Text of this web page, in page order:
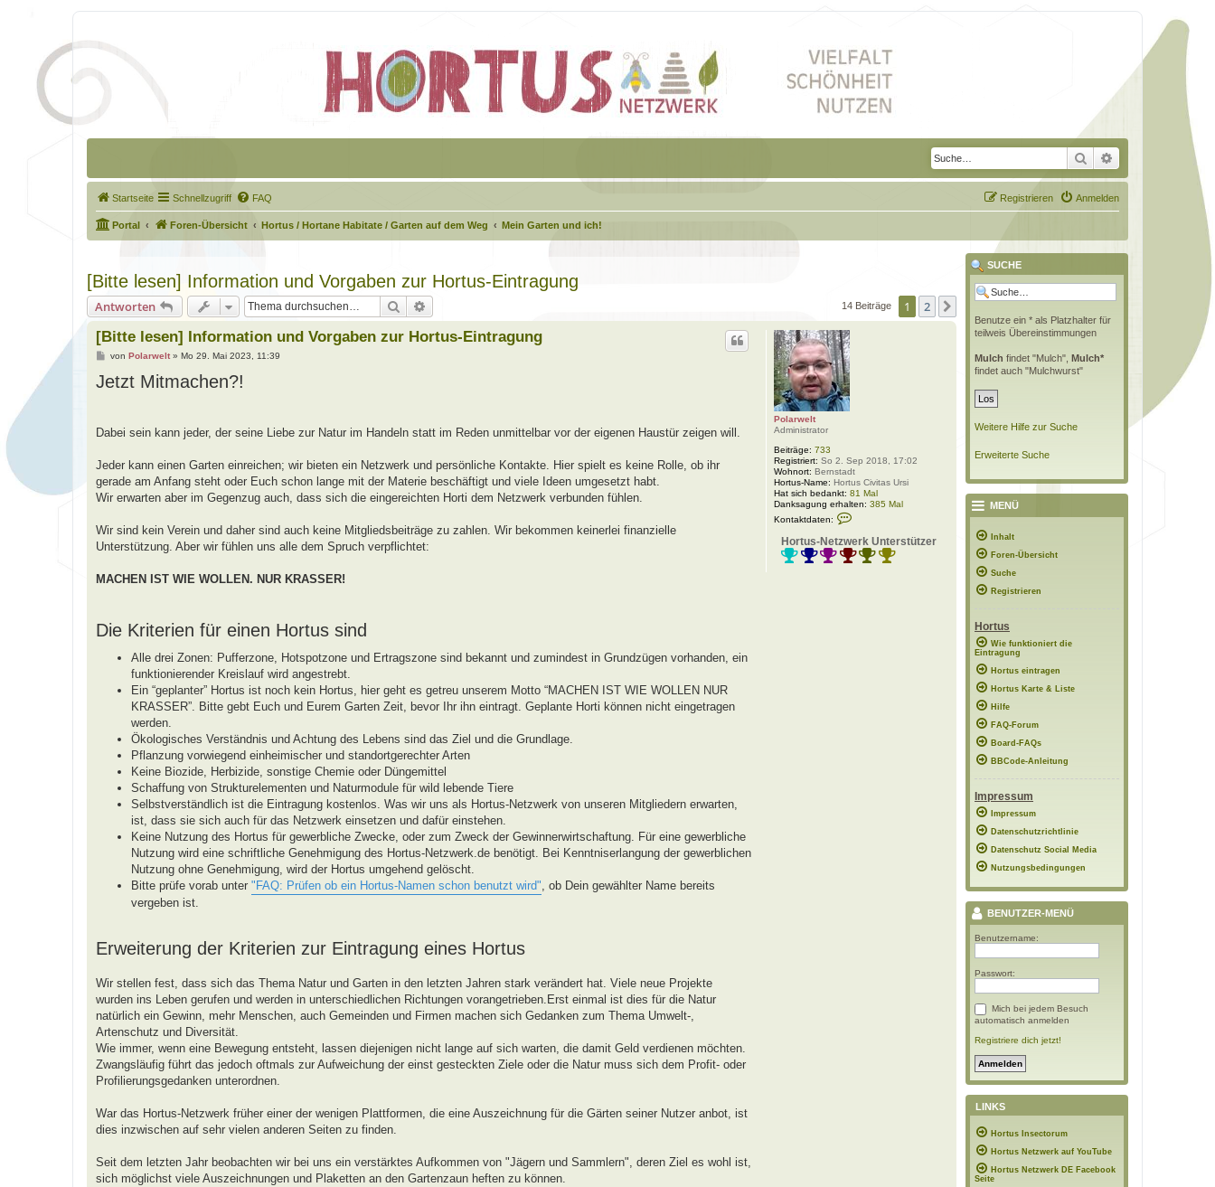
Suche Erweiterte Suche
Startseite Schnellzugriff FAQ Anmelden
Registrieren
Portal Foren-Übersicht Hortus / Hortane Habitate / Garten auf dem Weg Mein Garten und ich!
[Bitte lesen] Information und Vorgaben zur Hortus-Eintragung
Antworten Suche 14 Beiträge 1 2
Polarwelt
Administrator
Beiträge: 733
Registriert: So 2. Sep 2018, 17:02
Wohnort: Bernstadt
Hortus-Name: Hortus Civitas Ursi
Hat sich bedankt: 81 Mal
Danksagung erhalten: 385 Mal
Kontaktdaten:
t
a
Hortus-Netzwerk Unterstützer
[Bitte lesen] Information und Vorgaben zur Hortus-Eintragung
B
i
t
von Polarwelt» Mo 29. Mai 2023, 11:39
Jetzt Mitmachen?!
Dabei sein kann jeder, der seine Liebe zur Natur im Handeln statt im Reden unmittelbar vor der eigenen Haustür zeigen will.
Jeder kann einen Garten einreichen; wir bieten ein Netzwerk und persönliche Kontakte. Hier spielt es keine Rolle, ob ihr
gerade am Anfang steht oder Euch schon lange mit der Materie beschäftigt und viele Ideen umgesetzt habt.
Wir erwarten aber im Gegenzug auch, dass sich die eingereichten Horti dem Netzwerk verbunden fühlen.
Wir sind kein Verein und daher sind auch keine Mitgliedsbeiträge zu zahlen. Wir bekommen keinerlei finanzielle
Unterstützung. Aber wir fühlen uns alle dem Spruch verpflichtet:
MACHEN IST WIE WOLLEN. NUR KRASSER!
Die Kriterien für einen Hortus sind
Alle drei Zonen: Pufferzone, Hotspotzone und Ertragszone sind bekannt und zumindest in Grundzügen vorhanden, ein
funktionierender Kreislauf wird angestrebt.
Ein “geplanter” Hortus ist noch kein Hortus, hier geht es getreu unserem Motto “MACHEN IST WIE WOLLEN NUR
KRASSER”. Bitte gebt Euch und Eurem Garten Zeit, bevor Ihr ihn eintragt. Geplante Horti können nicht eingetragen
werden.
Ökologisches Verständnis und Achtung des Lebens sind das Ziel und die Grundlage.
Pflanzung vorwiegend einheimischer und standortgerechter Arten
Keine Biozide, Herbizide, sonstige Chemie oder Düngemittel
Schaffung von Strukturelementen und Naturmodule für wild lebende Tiere
Selbstverständlich ist die Eintragung kostenlos. Was wir uns als Hortus-Netzwerk von unseren Mitgliedern erwarten,
ist, dass sie sich auch für das Netzwerk einsetzen und dafür einstehen.
Keine Nutzung des Hortus für gewerbliche Zwecke, oder zum Zweck der Gewinnerwirtschaftung. Für eine gewerbliche
Nutzung wird eine schriftliche Genehmigung des Hortus-Netzwerk.de benötigt. Bei Kenntniserlangung der gewerblichen
Nutzung ohne Genehmigung, wird der Hortus umgehend gelöscht.
Bitte prüfe vorab unter "FAQ: Prüfen ob ein Hortus-Namen schon benutzt wird", ob Dein gewählter Name bereits
vergeben ist.
Erweiterung der Kriterien zur Eintragung eines Hortus
Wir stellen fest, dass sich das Thema Natur und Garten in den letzten Jahren stark verändert hat. Viele neue Projekte
wurden ins Leben gerufen und werden in unterschiedlichen Richtungen vorangetrieben.Erst einmal ist dies für die Natur
natürlich ein Gewinn, mehr Menschen, auch Gemeinden und Firmen machen sich Gedanken zum Thema Umwelt-,
Artenschutz und Diversität.
Wie immer, wenn eine Bewegung entsteht, lassen diejenigen nicht lange auf sich warten, die damit Geld verdienen möchten.
Zwangsläufig führt das jedoch oftmals zur Aufweichung der einst gesteckten Ziele oder die Natur muss sich dem Profit- oder
Profilierungsgedanken unterordnen.
War das Hortus-Netzwerk früher einer der wenigen Plattformen, die eine Auszeichnung für die Gärten seiner Nutzer anbot, ist
dies inzwischen auf sehr vielen anderen Seiten zu finden.
Seit dem letzten Jahr beobachten wir bei uns ein verstärktes Aufkommen von "Jägern und Sammlern", deren Ziel es wohl ist,
sich möglichst viele Auszeichnungen und Plaketten an den Gartenzaun heften zu können.
SUCHE
Benutze ein * als Platzhalter für
teilweis Übereinstimmungen
Mulch findet "Mulch", Mulch*
findet auch "Mulchwurst"
Weitere Hilfe zur Suche
Erweiterte Suche
MENÜ
Inhalt
Foren-Übersicht
Suche
Registrieren
Hortus
Wie funktioniert die
Eintragung
Hortus eintragen
Hortus Karte & Liste
Hilfe
FAQ-Forum
Board-FAQs
BBCode-Anleitung
Impressum
Impressum
Datenschutzrichtlinie
Datenschutz Social Media
Nutzungsbedingungen
BENUTZER-MENÜ
Benutzername:
Passwort:
Mich bei jedem Besuch
automatisch anmelden
Registriere dich jetzt!
LINKS
Hortus Insectorum
Hortus Netzwerk auf YouTube
Hortus Netzwerk DE Facebook
Seite